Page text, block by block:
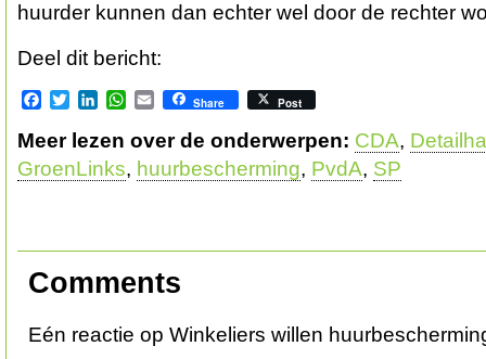
huurder kunnen dan echter wel door de rechter
Deel dit bericht:
Facebook
TwitterLinkedInWhatsApp
EmailShare Post
Meer lezen over de onderwerpen: CDA,
GroenLinks, huurbescherming, PvdA, SP
Comments
Eén reactie op Winkeliers willen